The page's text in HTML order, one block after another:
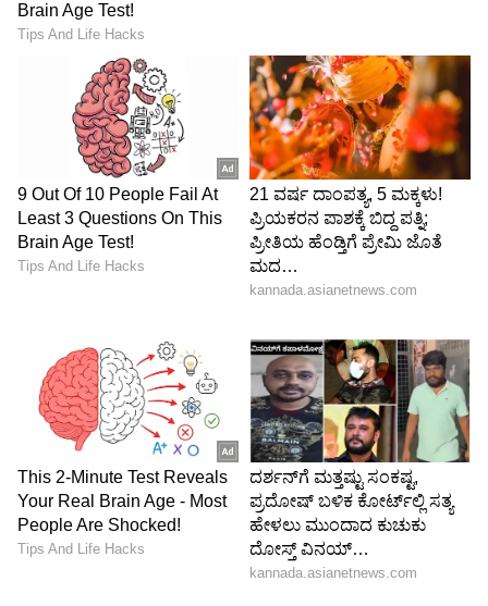
ಪರಿಸರ ಮತ್ತು ನವೀಕರಿಸಬಹುದಾದ ಇಂಧನ ಸಹಕಾರವನ್ನು
ಒತ್ತಿಹೇಳಿದ ನಾಯಕರು, ಕಾರ್ಬನ್ ಕ್ಯಾಪ್ಚರ್,
ಯುಟಿಲೈಸೇಶನ್ ಮತ್ತು ಸ್ಟೋರೇಜ್ (CCUS), ಕಡಲಾಚೆಯ
ಕರೆ ನೀಡಿದರು. ಭಾರತದ ಶುದ್ಧ ಇಂಧನ ಯೋಜನೆಗಳಲ್ಲಿ
ನಾರ್ವೆಯಿಂದ ದೊಡ್ಡ ಮಟ್ಟದ ಹೂಡಿಕೆಗೆ ಮನವಿ ಮಾಡಿದರು.
ಧ್ರುವ ಸಂಶೋಧನೆ ಮತ್ತು ನಾವೀನ್ಯತೆ
ಆರ್ಕ್ಟಿಕ್‌ನಲ್ಲಿ ಧ್ರುವ ಸಂಶೋಧನೆ ಮತ್ತು ಲಾಜಿಸ್ಟಿಕ್ಸ್ ಅನ್ನು
ಬಲಪಡಿಸಲು ನಾಯಕರು ಒಪ್ಪಿಕೊಂಡರು.